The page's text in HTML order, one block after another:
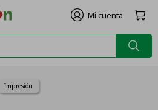
Impresión